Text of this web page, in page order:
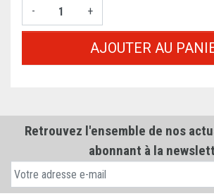
-
+
AJOUTER AU
Retrouvez l'ensemble de nos
abonnant à la